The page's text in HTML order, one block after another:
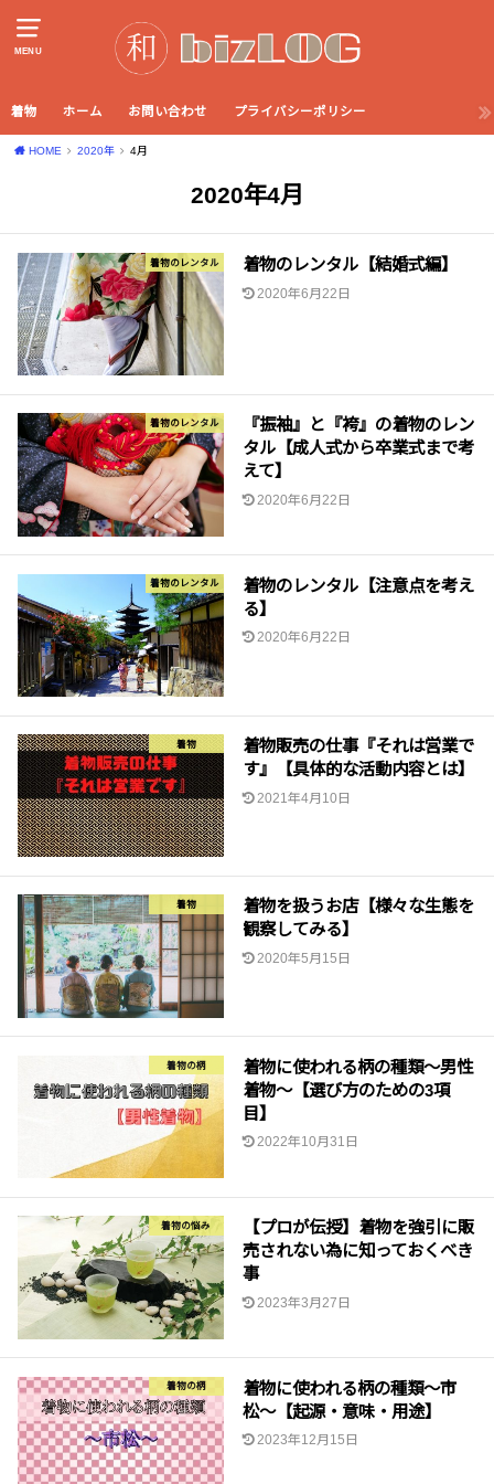
MENU
着物 ホーム お問い合わせ プライバシーポリシー
HOME 2020年 4月
2020年4月
着物のレンタル 着物のレンタル【結婚式編】
2020年6月22日
着物のレンタル
『振袖』と『袴』の着物のレン
タル【成人式から卒業式まで考
えて】
2020年6月22日
着物のレンタル
着物のレンタル【注意点を考え
る】
2020年6月22日
着物
着物販売の仕事『それは営業で
す』【具体的な活動内容とは】
2021年4月10日
着物
着物を扱うお店【様々な生態を
観察してみる】
2020年5月15日
着物の柄
着物に使われる柄の種類〜男性
着物〜【選び方のための3項
目】
2022年10月31日
着物の悩み
【プロが伝授】着物を強引に販
売されない為に知っておくべき
事
2023年3月27日
着物の柄
着物に使われる柄の種類〜市
松〜【起源・意味・用途】
2023年12月15日